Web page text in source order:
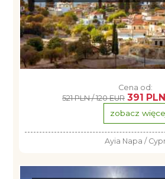
Cena od:
521 PLN / 120 EUR 391
zobacz
Ayia Napa /